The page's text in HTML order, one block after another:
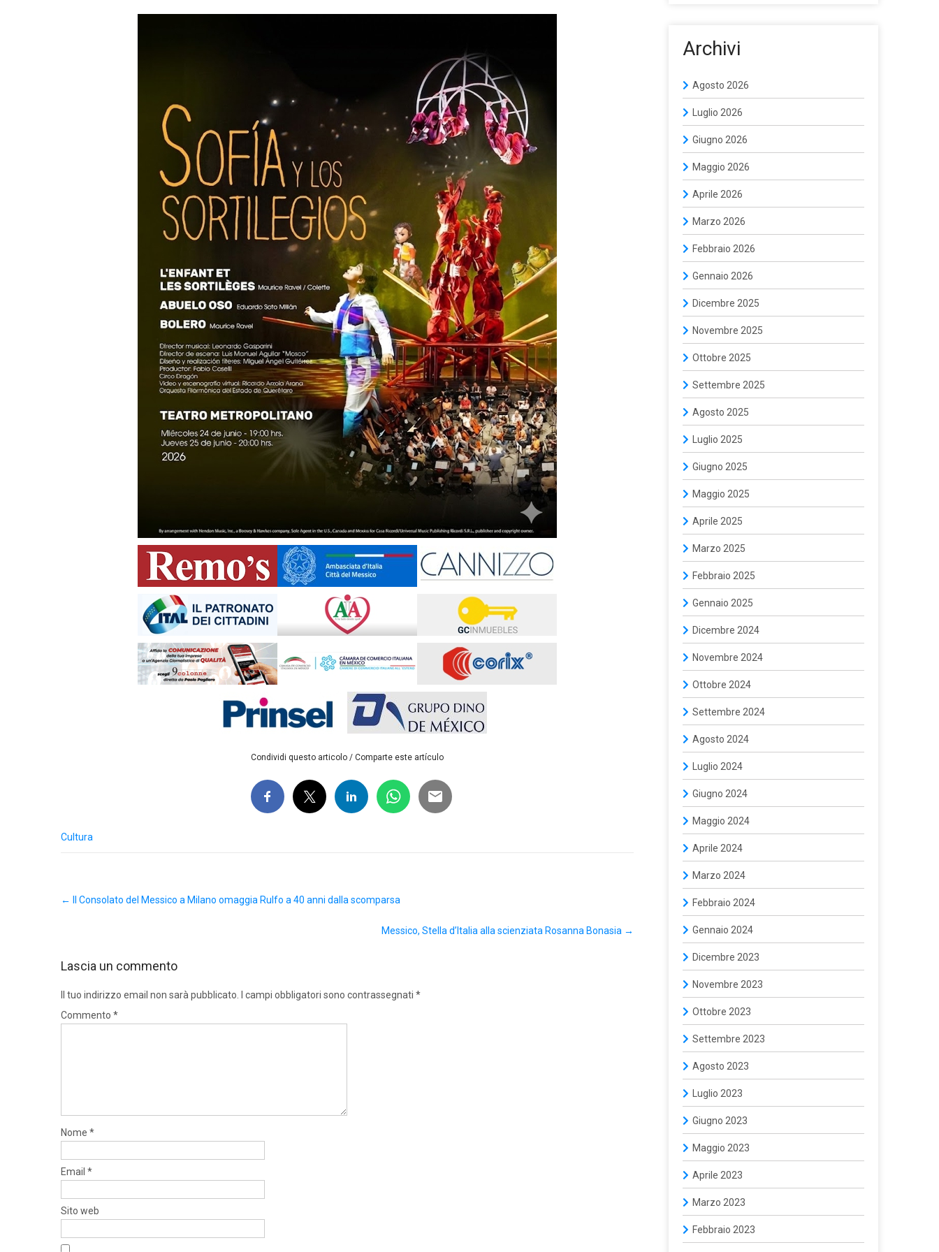
Condividi questo articolo / Comparte este artículo
Cultura
navigation
← Il Consolato del Messico a Milano omaggia Rulfo a 40 anni dalla scomparsa
Messico, Stella d’Italia alla scienziata Rosanna Bonasia →
Lascia un commento
Il tuo indirizzo email non sarà pubblicato. I campi obbligatori sono contrassegnati *
Commento *
Nome *
Email *
Sito web
Archivi
Agosto 2026
Luglio 2026
Giugno 2026
Maggio 2026
Aprile 2026
Marzo 2026
Febbraio 2026
Gennaio 2026
Dicembre 2025
Novembre 2025
Ottobre 2025
Settembre 2025
Agosto 2025
Luglio 2025
Giugno 2025
Maggio 2025
Aprile 2025
Marzo 2025
Febbraio 2025
Gennaio 2025
Dicembre 2024
Novembre 2024
Ottobre 2024
Settembre 2024
Agosto 2024
Luglio 2024
Giugno 2024
Maggio 2024
Aprile 2024
Marzo 2024
Febbraio 2024
Gennaio 2024
Dicembre 2023
Novembre 2023
Ottobre 2023
Settembre 2023
Agosto 2023
Luglio 2023
Giugno 2023
Maggio 2023
Aprile 2023
Marzo 2023
Febbraio 2023